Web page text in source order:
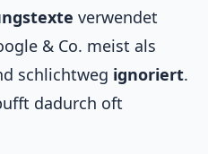
verwendet
& Co. meist als
schlichtweg ignoriert.
dadurch oft